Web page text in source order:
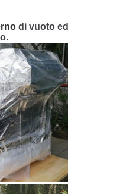
di vuoto ed